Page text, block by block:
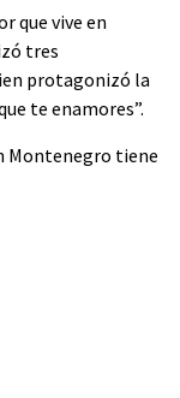
que vive en
tres
protagonizó la
te enamores”.